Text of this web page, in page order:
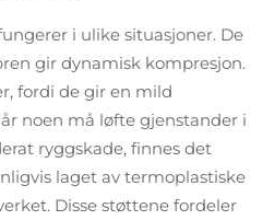
i ulike situasjoner. De
gir dynamisk kompresjon.
fordi de gir en mild
noen må løfte gjenstander i
ryggskade, finnes det
laget av termoplastiske
Disse støttene fordeler